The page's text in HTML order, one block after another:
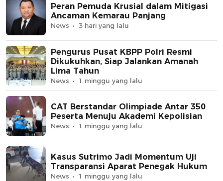
Peran Pemuda Krusial dalam Mitigasi
Ancaman Kemarau Panjang
News 3 hari yang lalu
Pengurus Pusat KBPP Polri Resmi
Dikukuhkan, Siap Jalankan Amanah
Lima Tahun
News 1 minggu yang lalu
CAT Berstandar Olimpiade Antar 350
Peserta Menuju Akademi Kepolisian
News 1 minggu yang lalu
Kasus Sutrimo Jadi Momentum Uji
Transparansi Aparat Penegak Hukum
News 1 minggu yang lalu